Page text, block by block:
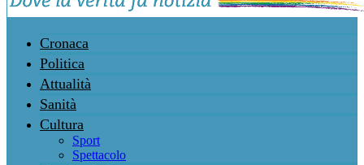
Cronaca
Politica
Attualità
Sanità
Cultura
Sport
Spettacolo